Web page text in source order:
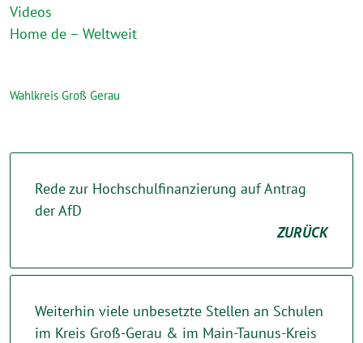
Videos
Home de – Weltweit
Wahlkreis Groß Gerau
Rede zur Hochschulfinanzierung auf Antrag
der AfD
ZURÜCK
Weiterhin viele unbesetzte Stellen an Schulen
im Kreis Groß-Gerau & im Main-Taunus-Kreis